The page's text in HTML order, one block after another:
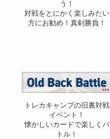
う！
対戦をとにかく楽しみたい
方にお勧め！真剣勝負！
トレカキャンプの旧裏対戦
イベント！
懐かしいカードで楽しくバ
トル！